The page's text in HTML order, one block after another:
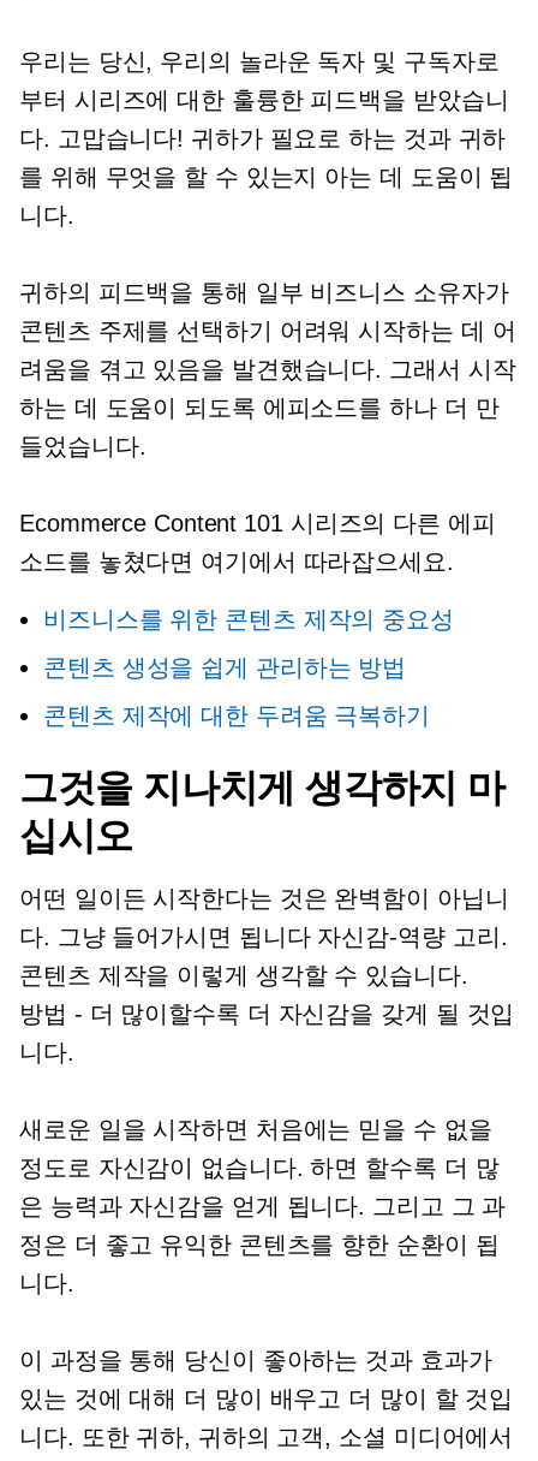
우리는 당신, 우리의 놀라운 독자 및 구독자로
부터 시리즈에 대한 훌륭한 피드백을 받았습니
다. 고맙습니다! 귀하가 필요로 하는 것과 귀하
를 위해 무엇을 할 수 있는지 아는 데 도움이 됩
니다.
귀하의 피드백을 통해 일부 비즈니스 소유자가
콘텐츠 주제를 선택하기 어려워 시작하는 데 어
려움을 겪고 있음을 발견했습니다. 그래서 시작
하는 데 도움이 되도록 에피소드를 하나 더 만
들었습니다.
Ecommerce Content 101 시리즈의 다른 에피
소드를 놓쳤다면 여기에서 따라잡으세요.
비즈니스를 위한 콘텐츠 제작의 중요성
콘텐츠 생성을 쉽게 관리하는 방법
콘텐츠 제작에 대한 두려움 극복하기
그것을 지나치게 생각하지 마
십시오
어떤 일이든 시작한다는 것은 완벽함이 아닙니
다. 그냥 들어가시면 됩니다 자신감-역량고리.
콘텐츠 제작을 이렇게 생각할 수 있습니다.
방법 - 더 많이할수록 더 자신감을 갖게 될 것입
니다.
새로운 일을 시작하면 처음에는 믿을 수 없을
정도로 자신감이 없습니다. 하면 할수록 더 많
은 능력과 자신감을 얻게 됩니다. 그리고 그 과
정은 더 좋고 유익한 콘텐츠를 향한 순환이 됩
니다.
이 과정을 통해 당신이 좋아하는 것과 효과가
있는 것에 대해 더 많이 배우고 더 많이 할 것입
니다. 또한 귀하, 귀하의 고객, 소셜 미디어에서